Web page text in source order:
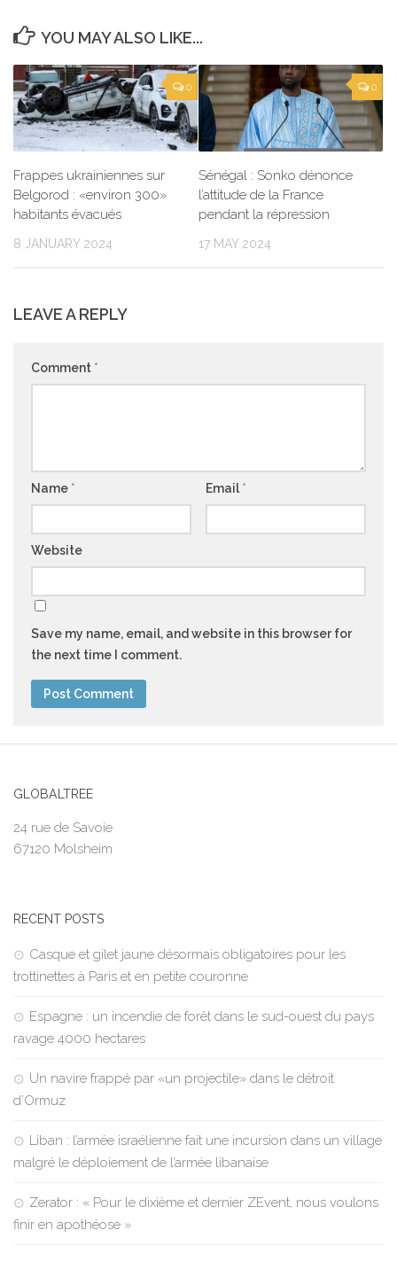
YOU MAY ALSO LIKE...
0
Frappes ukrainiennes sur
Belgorod : «environ 300»
habitants évacués
8 JANUARY 2024
0
Sénégal : Sonko dénonce
l’attitude de la France
pendant la répression
17 MAY 2024
LEAVE A REPLY
Comment *
Name * Email *
Website
Save my name, email, and website in this browser for
the next time I comment.
GLOBALTREE
24 rue de Savoie
67120 Molsheim
RECENT POSTS
Casque et gilet jaune désormais obligatoires pour les
trottinettes à Paris et en petite couronne
Espagne : un incendie de forêt dans le sud-ouest du pays
ravage 4000 hectares
Un navire frappé par «un projectile» dans le détroit
d’Ormuz
Liban : l’armée israélienne fait une incursion dans un village
malgré le déploiement de l’armée libanaise
Zerator : « Pour le dixième et dernier ZEvent, nous voulons
finir en apothéose »